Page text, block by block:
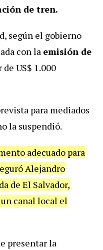
de tren.
según el gobierno
con la emisión de
US$ 1.000
para mediados
la suspendió.
adecuado para
Alejandro
de El Salvador,
canal local el
presentar la